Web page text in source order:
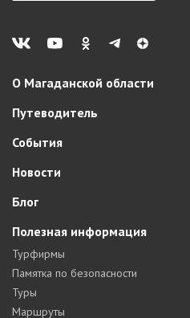
О Магаданской области
Путеводитель
События
Новости
Блог
Полезная информация
Турфирмы
Памятка по безопасности
Туры
Маршруты